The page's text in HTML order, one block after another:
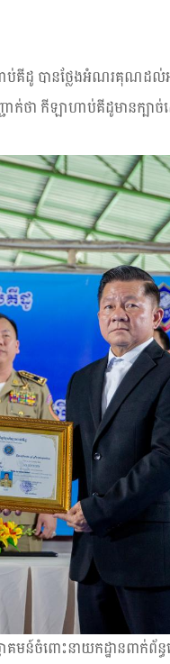
បានថ្លែងអំណរគុណដល់អគ្
ក់ថា កីឡាហាប់គីដូមានក្បា
ន៍ចំពោះនាយកដ្ឋានពាក់ព័